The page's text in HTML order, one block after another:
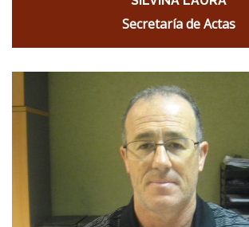
Secretaría de Actas